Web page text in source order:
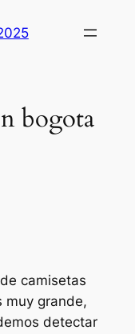
bogota
camisetas
muy grande,
detectar